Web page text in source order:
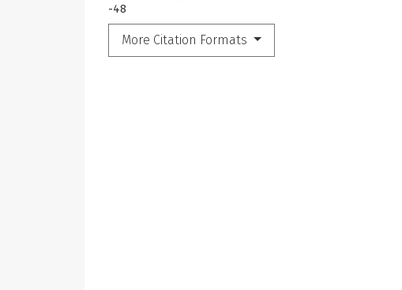
-48
More Citation Formats